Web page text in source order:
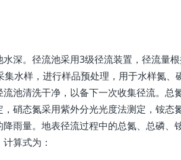
深。径流池采用3级径流装置，径流量
水样，进行样品预处理，用于水样氮、
池清洗干净，以备下一次收集径流。总
硝态氮采用紫外分光光度法测定，铵态
雨量。地表径流过程中的总氮、总磷、
算式为：